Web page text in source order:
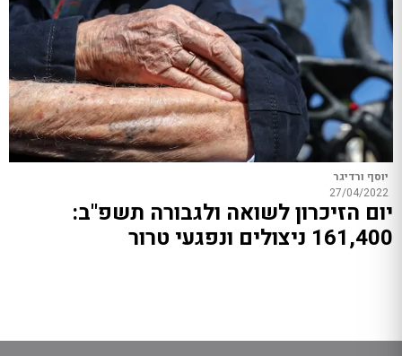
יוסף ורדיגר
27/04/2022
יום הזיכרון לשואה ולגבורה תשפ"ב:
161,400 ניצולים ונפגעי טרור